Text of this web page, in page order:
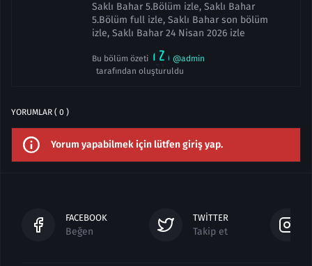
Saklı Bahar 5.Bölüm izle, Saklı Bahar
5.Bölüm full izle, Saklı Bahar son bölüm
izle, Saklı Bahar 24 Nisan 2026 izle
Bu bölüm özeti
@admin
tarafından oluşturuldu
YORUMLAR ( 0 )
Yorum yapabilmek için lütfen giriş yap.
FACEBOOK
Beğen
TWITTER
Takip et